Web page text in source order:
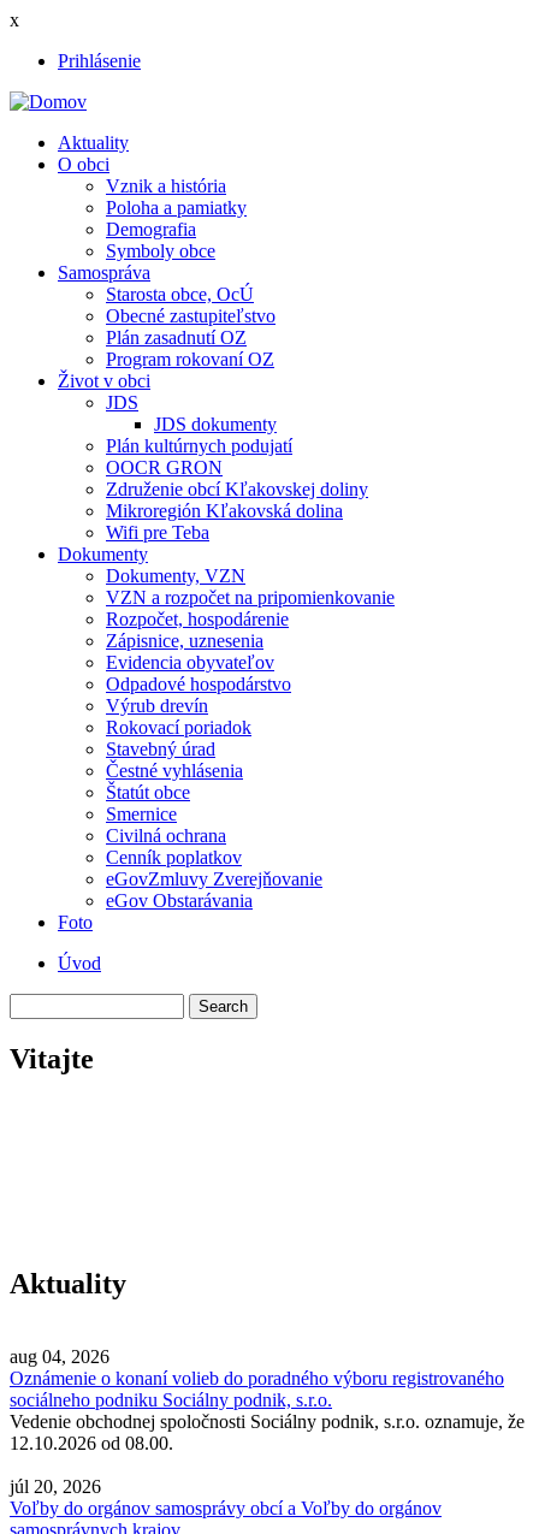
Skočiť
hlavný
x
User
menu
Prihlásenie
Main
navigation
Aktuality
O obci
Vznik a história
Poloha a pamiatky
Demografia
Symboly obce
Samospráva
Starosta obce, OcÚ
Obecné zastupiteľstvo
Plán zasadnutí OZ
Program rokovaní OZ
Život v obci
JDS
JDS dokumenty
Plán kultúrnych podujatí
OOCR GRON
Združenie obcí Kľakovskej doliny
Mikroregión Kľakovská dolina
Wifi pre Teba
Dokumenty
Dokumenty, VZN
VZN a rozpočet na pripomienkovanie
Rozpočet, hospodárenie
Zápisnice, uznesenia
Evidencia obyvateľov
Odpadové hospodárstvo
Výrub drevín
Rokovací poriadok
Stavebný úrad
Čestné vyhlásenia
Štatút obce
Smernice
Civilná ochrana
Cenník poplatkov
eGovZmluvy Zverejňovanie
eGov Obstarávania
Foto
Menu
second
Úvod
Vitajte
Aktuality
aug 04, 2026
Oznámenie o konaní volieb do poradného výboru registrovaného
sociálneho podniku Sociálny podnik, s.r.o.
Vedenie obchodnej spoločnosti Sociálny podnik, s.r.o. oznamuje, že
12.10.2026 od 08.00.
júl 20, 2026
Voľby do orgánov samosprávy obcí a Voľby do orgánov
samosprávnych krajov